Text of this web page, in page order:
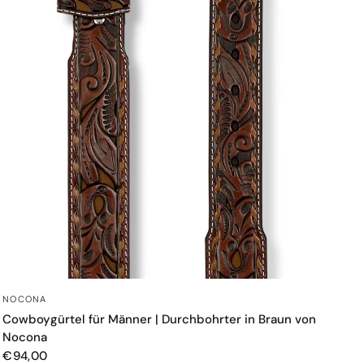
NOCONA
Cowboygürtel für Männer | Durchbohrter in Braun von
Nocona
€94,00